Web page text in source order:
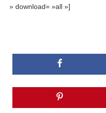
» download= »all »]